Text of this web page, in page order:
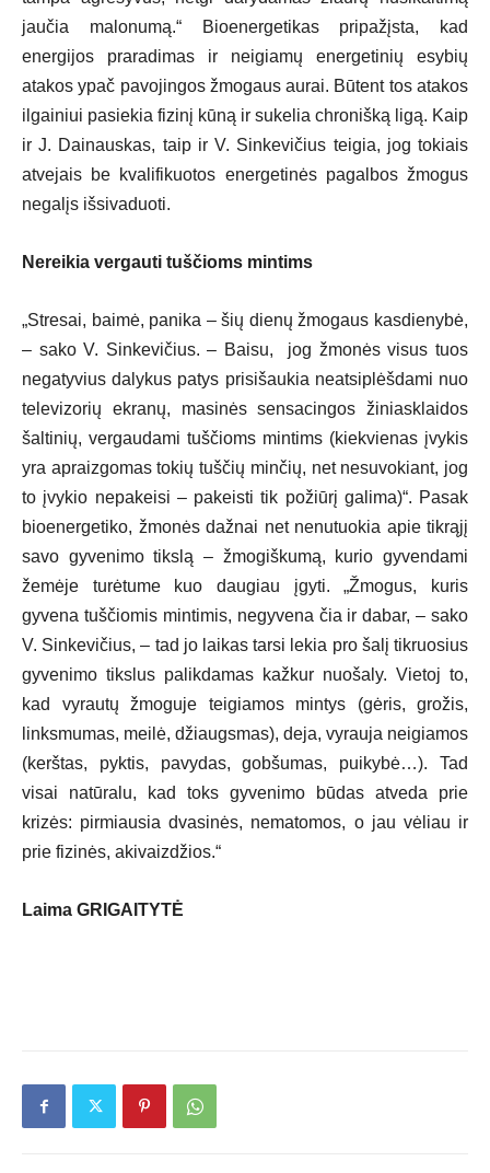
jaučia malonumą.“ Bioenergetikas pripažįsta, kad
energijos praradimas ir neigiamų energetinių esybių
atakos ypač pavojingos žmogaus aurai. Būtent tos atakos
ilgainiui pasiekia fizinį kūną ir sukelia chronišką ligą. Kaip
ir J. Dainauskas, taip ir V. Sinkevičius teigia, jog tokiais
atvejais be kvalifikuotos energetinės pagalbos žmogus
negalįs išsivaduoti.
Nereikia vergauti tuščioms mintims
„Stresai, baimė, panika – šių dienų žmogaus kasdienybė,
– sako V. Sinkevičius. – Baisu, jog žmonės visus tuos
negatyvius dalykus patys prisišaukia neatsiplėšdami nuo
televizorių ekranų, masinės sensacingos žiniasklaidos
šaltinių, vergaudami tuščioms mintims (kiekvienas įvykis
yra apraizgomas tokių tuščių minčių, net nesuvokiant, jog
to įvykio nepakeisi – pakeisti tik požiūrį galima)“. Pasak
bioenergetiko, žmonės dažnai net nenutuokia apie tikrąjį
savo gyvenimo tikslą – žmogiškumą, kurio gyvendami
žemėje turėtume kuo daugiau įgyti. „Žmogus, kuris
gyvena tuščiomis mintimis, negyvena čia ir dabar, – sako
V. Sinkevičius, – tad jo laikas tarsi lekia pro šalį tikruosius
gyvenimo tikslus palikdamas kažkur nuošaly. Vietoj to,
kad vyrautų žmoguje teigiamos mintys (gėris, grožis,
linksmumas, meilė, džiaugsmas), deja, vyrauja neigiamos
(kerštas, pyktis, pavydas, gobšumas, puikybė…). Tad
visai natūralu, kad toks gyvenimo būdas atveda prie
krizės: pirmiausia dvasinės, nematomos, o jau vėliau ir
prie fizinės, akivaizdžios.“
Laima GRIGAITYTĖ